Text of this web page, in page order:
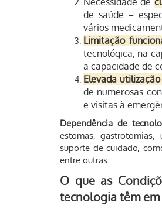
de saúde –
vários
Limitação
tecnológica, na
a capacidade de
Elevada
de numerosas
e visitas à
Dependência de
estomas,
suporte de cuidado,
entre outras.
O que as
tecnologia têm em